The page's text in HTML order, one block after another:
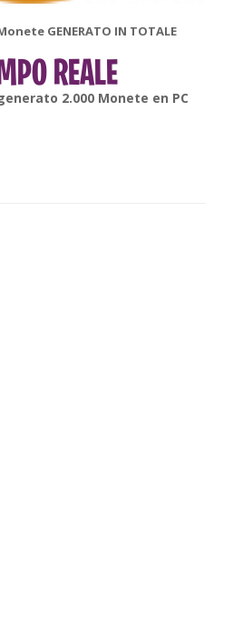
GENERATO IN TOTALE
REALE
6.000Monete enAndroid